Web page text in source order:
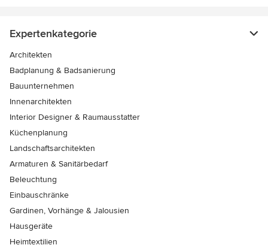
Expertenkategorie
Architekten
Badplanung & Badsanierung
Bauunternehmen
Innenarchitekten
Interior Designer & Raumausstatter
Küchenplanung
Landschaftsarchitekten
Armaturen & Sanitärbedarf
Beleuchtung
Einbauschränke
Gardinen, Vorhänge & Jalousien
Hausgeräte
Heimtextilien